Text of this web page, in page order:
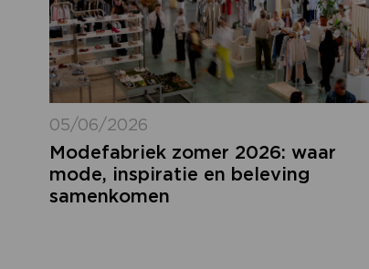
05/06/2026
Modefabriek zomer 2026: waar
mode, inspiratie en beleving
samenkomen